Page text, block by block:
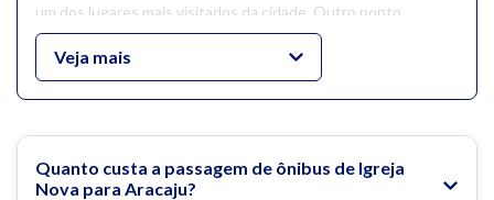
um dos lugares mais visitados da cidade. Outro ponto
imperdível é o Museu da Gente Sergipana, que mostra de
forma interativa a cultura e as tradições locais. Já para quem
gosta de natureza, o pôr do sol no Morro do Urubu e as praias
como a do Refúgio e a do Saco são experiências
Aracaju também é conhecida pela gastronomia típica. O
caranguejo é um dos pratos mais famosos e pode ser
Veja mais
Quanto custa a passagem de ônibus de Igreja
Nova para Aracaju?